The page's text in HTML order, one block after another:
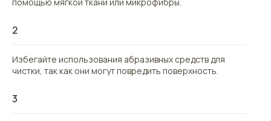
2
Избегайте использования абразивных средств для
чистки, так как они могут повредить поверхность.
3